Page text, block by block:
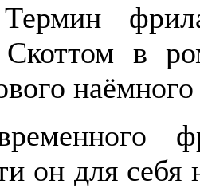
Скоттом в
он для себя